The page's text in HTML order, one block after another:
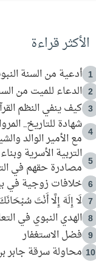
الأكثر قراءة
1 أدعية من السنة
2 الدعاء للميت من
3 كيف ينفي النظم
4
شهادة للتاريخ..
مع الأمير الوالد
5
التربية الأسرية
مصادرة حقهم في
6 خلافات زوجية في
7 لَا إِلَهَ إِلَّا أَنْتَ
8 الهدي النبوي في
9 فضل الاستغفار
10 محاولة سرقة جابر